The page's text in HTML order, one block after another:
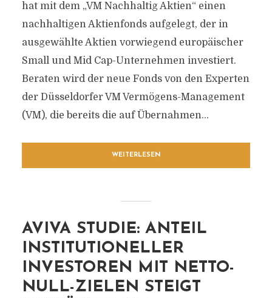
hat mit dem „VM Nachhaltig Aktien“ einen
nachhaltigen Aktienfonds aufgelegt, der in
ausgewählte Aktien vorwiegend europäischer
Small und Mid Cap-Unternehmen investiert.
Beraten wird der neue Fonds von den Experten
der Düsseldorfer VM Vermögens-Management
(VM), die bereits die auf Übernahmen...
WEITERLESEN
AVIVA STUDIE: ANTEIL
INSTITUTIONELLER
INVESTOREN MIT NETTO-
NULL-ZIELEN STEIGT